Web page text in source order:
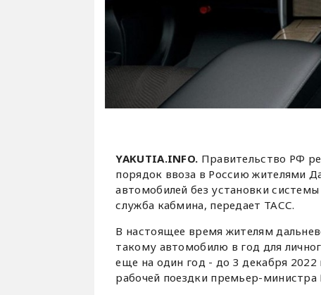
YAKUTIA.INFO. Правительство РФ
порядок ввоза в Россию жителями
автомобилей без установки
служба кабмина, передает ТАСС.
В настоящее время жителям
такому автомобилю в год для
еще на один год - до 3 декабря
рабочей поездки премьер-